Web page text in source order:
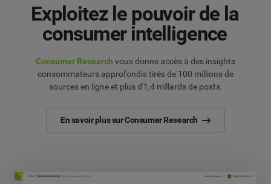
Exploitez le pouvoir de la
consumer intelligence
Consumer Research vous donne accès à des insights
consommateurs approfondis tirés de 100 millions de
sources en ligne et plus d'1,4 millards de posts.
En savoir plus sur Consumer Research